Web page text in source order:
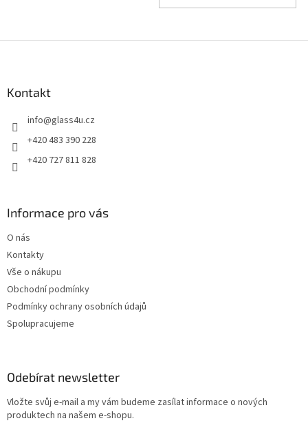
Kontakt
info@glass4u.cz
+420 483 390 228
+420 727 811 828
Informace pro vás
O nás
Kontakty
Vše o nákupu
Obchodní podmínky
Podmínky ochrany osobních údajů
Spolupracujeme
Odebírat newsletter
Vložte svůj e-mail a my vám budeme zasílat informace o nových
produktech na našem e-shopu.